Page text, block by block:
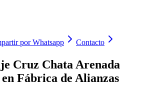
por Whatsapp Contacto
Cruz Chata Arenada
en Fábrica de Alianzas